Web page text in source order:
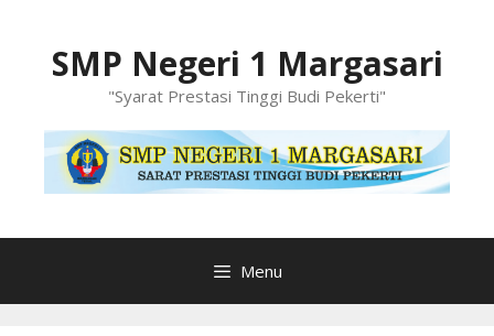
SMP Negeri 1 Margasari
"Syarat Prestasi Tinggi Budi Pekerti"
Menu